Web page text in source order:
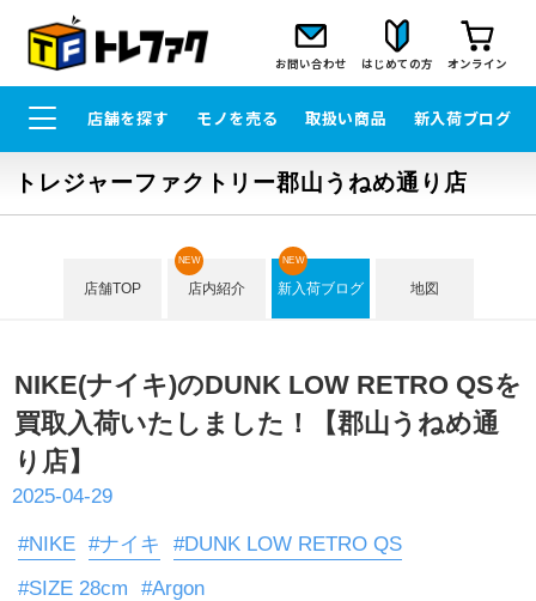
お問い合わせ はじめての方 オンライン
店舗を探す モノを売る 取扱い商品 新入荷ブログ
トレジャーファクトリー郡山うねめ通り店
店舗TOP 店内紹介
NEW
新入荷ブログ
NEW
地図
NIKE(ナイキ)のDUNK LOW RETRO QSを
買取入荷いたしました！【郡山うねめ通
り店】
2025-04-29
#NIKE #ナイキ
#DUNK LOW RETRO QS
#SIZE 28cm
#Argon